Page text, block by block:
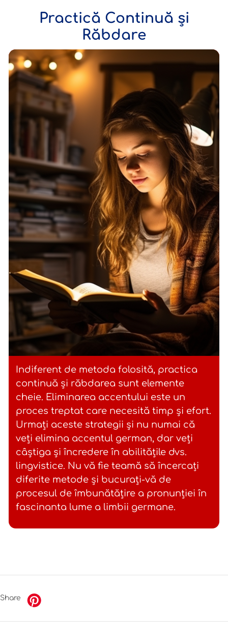
Practică Continuă și
Răbdare
Indiferent de metoda folosită, practica
continuă și răbdarea sunt elemente
cheie. Eliminarea accentului este un
proces treptat care necesită timp și efort.
Urmați aceste strategii și nu numai că
veți elimina accentul german, dar veți
câștiga și încredere în abilitățile dvs.
lingvistice. Nu vă fie teamă să încercați
diferite metode și bucurați-vă de
procesul de îmbunătățire a pronunției în
fascinanta lume a limbii germane.
Share